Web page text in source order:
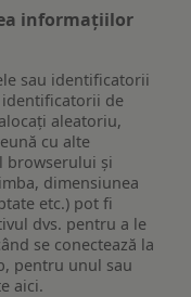
informațiilor
sau identificatorii
de
aleatoriu,
cu alte
browserului și
dimensiunea
etc.) pot fi
dvs. pentru a le
se conectează la
pentru unul sau
aici.